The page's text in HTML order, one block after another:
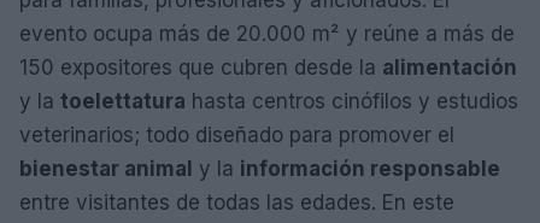
evento ocupa más de 20.000 m² y reúne a más de
150 expositores que cubren desde la alimentación
y la toelettatura hasta centros cinófilos y estudios
veterinarios; todo diseñado para promover el
bienestar animal y la información responsable
entre visitantes de todas las edades. En este